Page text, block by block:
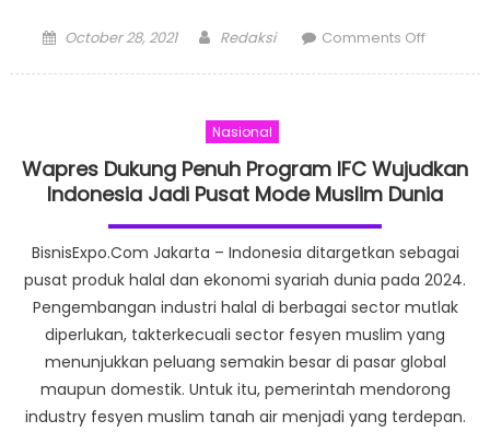
Posted
October 28, 2021 Author
Redaksi Comments Offon
2021
Resmi
157
Fashion
Designer
dan
41
Brand
Nasional
Wapres Dukung Penuh Program IFC Wujudkan
Indonesia Jadi Pusat Mode Muslim Dunia
BisnisExpo.Com Jakarta – Indonesia ditargetkan sebagai
pusat produk halal dan ekonomi syariah dunia pada 2024.
Pengembangan industri halal di berbagai sector mutlak
diperlukan, takterkecuali sector fesyen muslim yang
menunjukkan peluang semakin besar di pasar global
maupun domestik. Untuk itu, pemerintah mendorong
industry fesyen muslim tanah air menjadi yang terdepan.